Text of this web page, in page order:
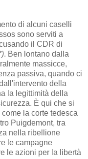
di alcuni caselli
sono serviti a
il CDR di
. Ben lontano dalla
massicce,
passiva, quando ci
della
la legittimità della
È qui che si
come la corte tedesca
Puigdemont, tra
nella ribellione
le campagne
le azioni per la libertà